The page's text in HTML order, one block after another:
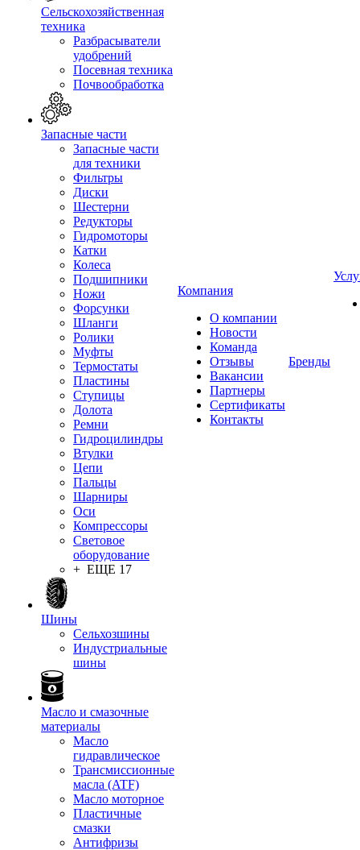
Сельскохозяйственная
техника
Разбрасыватели
удобрений
Посевная техника
Почвообработка
Запасные части
Запасные части
для техники
Фильтры
Диски
Шестерни
Редукторы
Гидромоторы
Катки
Колеса
Подшипники
Ножи
Форсунки
Шланги
Ролики
Муфты
Термостаты
Пластины
Ступицы
Долота
Ремни
Гидроцилиндры
Втулки
Цепи
Пальцы
Шарниры
Оси
Компрессоры
Световое
оборудование
+ ЕЩЕ 17
Шины
Сельхозшины
Индустриальные
шины
Масло и смазочные
материалы
Масло
гидравлическое
Трансмиссионные
масла (ATF)
Масло моторное
Пластичные
смазки
Антифризы
Компания
О компании
Новости
Команда
Отзывы
Вакансии
Партнеры
Сертификаты
Контакты
Бренды